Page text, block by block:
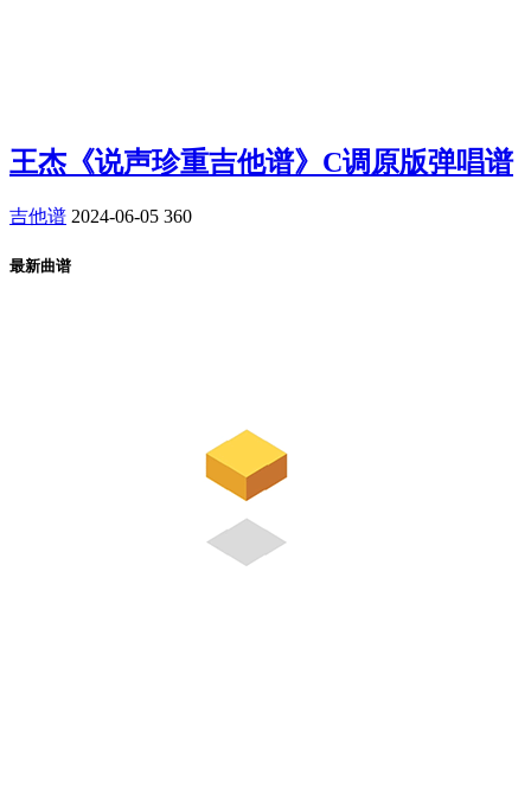
王杰《说声珍重吉他谱》C调原版弹唱谱
吉他谱 2024-06-05 360
最新曲谱